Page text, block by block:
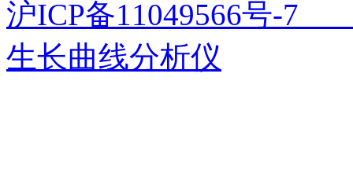
沪ICP备11049566号
生长曲线分析仪